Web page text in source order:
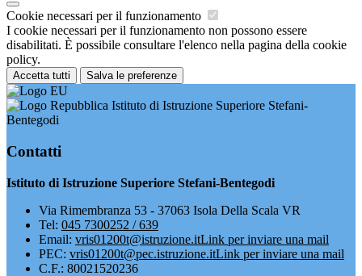
Cookie necessari per il funzionamento
I cookie necessari per il funzionamento non possono essere
disabilitati. È possibile consultare l'elenco nella pagina della cookie
policy.
Accetta tutti Salva le preferenze
Istituto di Istruzione Superiore Stefani-
Bentegodi
Contatti
Istituto di Istruzione Superiore Stefani-Bentegodi
Via Rimembranza 53 - 37063 Isola Della Scala VR
Tel: 045 7300252 / 639
Email: vris01200t@istruzione.itLink per inviare una mail
PEC: vris01200t@pec.istruzione.itLink per inviare una mail
C.F.: 80021520236